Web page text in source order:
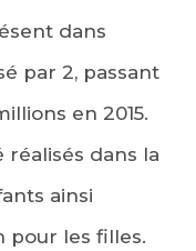
dans
par 2, passant
en 2015.
dans la
ainsi
pour les filles.